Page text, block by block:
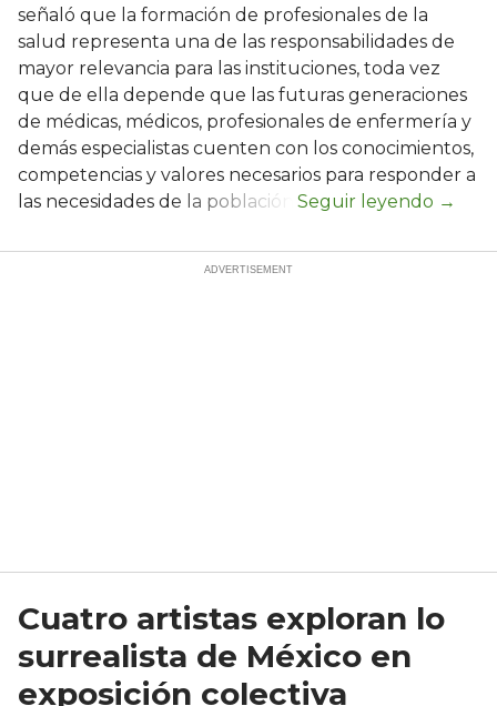
señaló que la formación de profesionales de la
salud representa una de las responsabilidades de
mayor relevancia para las instituciones, toda vez
que de ella depende que las futuras generaciones
de médicas, médicos, profesionales de enfermería y
demás especialistas cuenten con los conocimientos,
competencias y valores necesarios para responder a
las necesidades de la población.
Cuatro artistas exploran lo
surrealista de México en
exposición colectiva